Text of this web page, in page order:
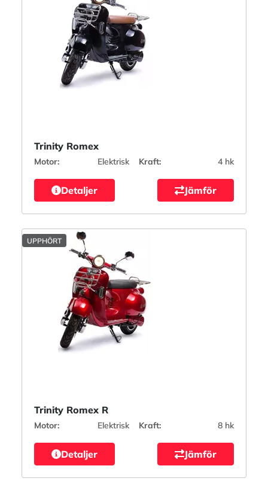
Trinity Romex
Motor: Elektrisk Kraft: 4 hk
Detaljer Jämför
UPPHÖRT
Trinity Romex R
Motor: Elektrisk Kraft: 8 hk
Detaljer Jämför